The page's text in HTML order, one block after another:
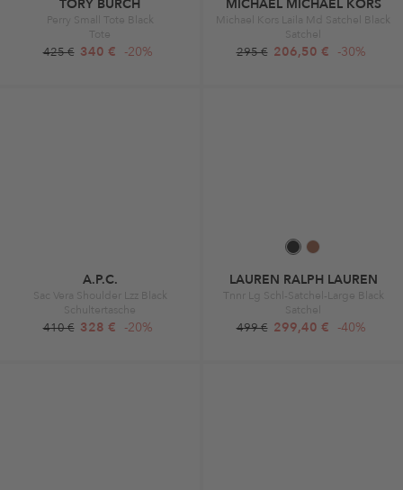
TORY BURCH
Perry Small Tote Black
Tote
425 € 340 € -20%
MICHAEL MICHAEL KORS
Michael Kors Laila Md Satchel Black
Satchel
295 € 206,50 € -30%
A.P.C.
Sac Vera Shoulder Lzz Black
Schultertasche
410 € 328 € -20%
LAUREN RALPH LAUREN
Tnnr Lg Schl-Satchel-Large Black
Satchel
499 € 299,40 € -40%